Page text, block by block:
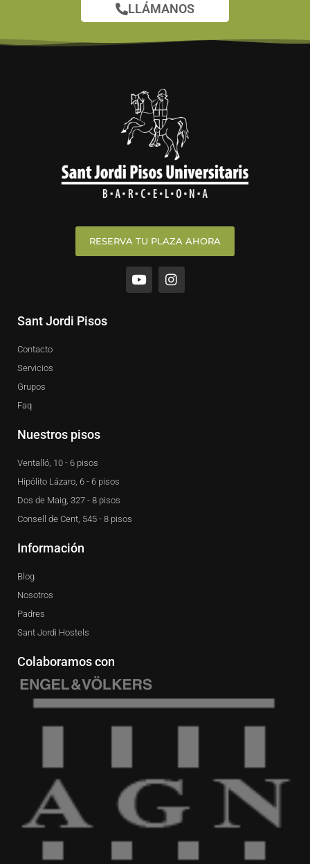
LLÁMANOS
RESERVA TU PLAZA AHORA
o
u
n
s
Sant Jordi Pisos
Contacto
Servicios
Grupos
Faq
Nuestros pisos
Ventalló, 10 - 6 pisos
Hipólito Lázaro, 6 - 6 pisos
Dos de Maig, 327 - 8 pisos
Consell de Cent, 545 - 8 pisos
Información
Blog
Nosotros
Padres
Sant Jordi Hostels
Colaboramos con